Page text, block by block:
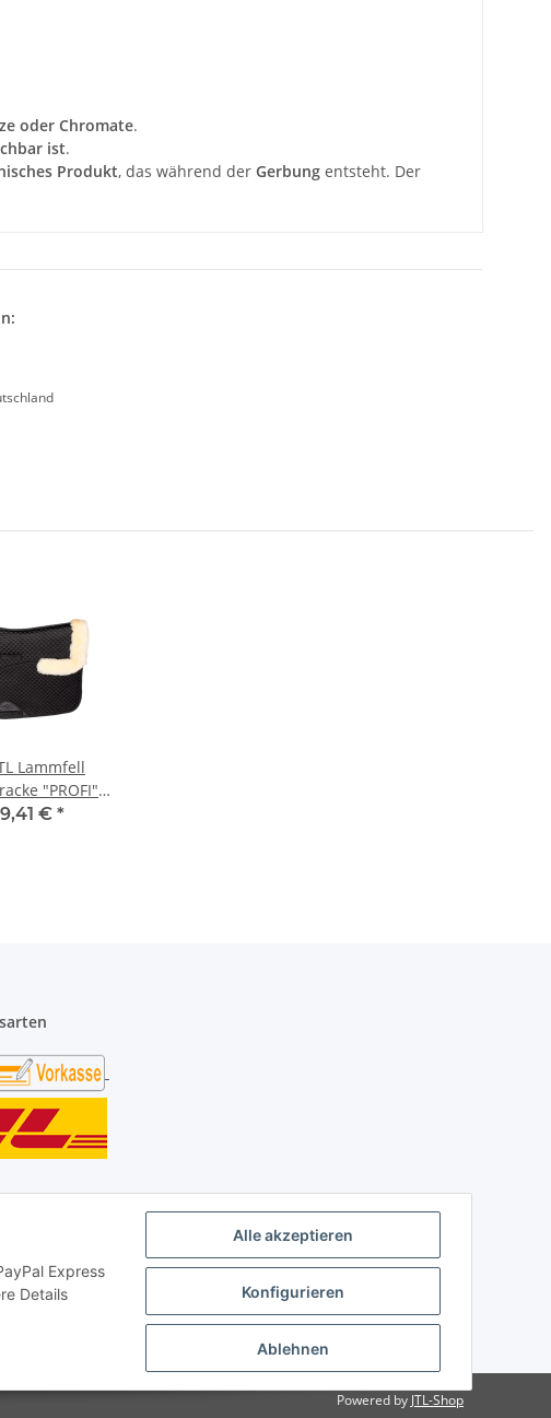
Alle akzeptieren
Konfigurieren
Ablehnen
Express
Details
oder Chromate.
ist.
Produkt, das während der Gerbung entsteht. Der
Lammfell
"PROFI"
Natur€ *
Powered by JTL-Shop